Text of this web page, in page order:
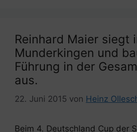
Reinhard Maier siegt
Munderkingen und
Führung in der
aus.
22. Juni 2015 von Heinz
Beim 4. Deutschland Cup der